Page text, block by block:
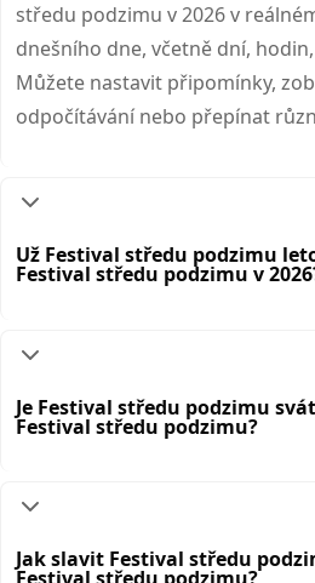
středu podzimu v 2026 v
dnešního dne, včetně dní,
Můžete nastavit připomínky,
odpočítávání nebo přepínat
Už Festival středu podzimu
Festival středu podzimu v
Je Festival středu podzimu
Festival středu podzimu?
Jak slavit Festival středu